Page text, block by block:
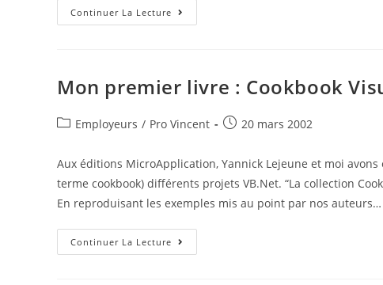
Continuer La Lecture Database
Intelligence
Mon premier livre : Cookbook
PostEmployeurs / Pro Vincent
Post20 mars 2002
Aux éditions MicroApplication, Yannick Lejeune et moi
terme cookbook) différents projets VB.Net. “La collection
En reproduisant les exemples mis au point par nos auteurs…
Continuer La Lecture Mon
Premier